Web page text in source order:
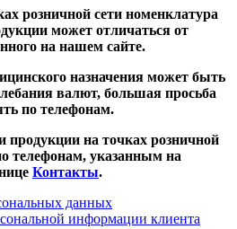
сети номенклатура
может отличаться от
на нашем сайте.
назначения может быть
валют, большая просьба
по телефонам.
продукции на точках розничной
телефонам, указанным на
Контакты.
данных
информации клиента